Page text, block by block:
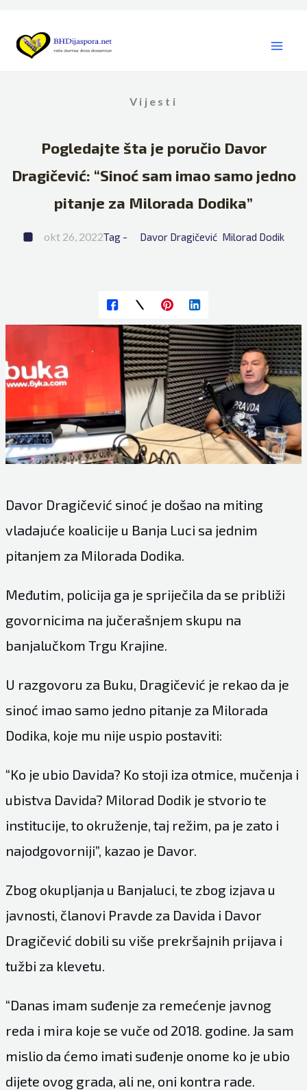
content
Vijesti
Pogledajte šta je poručio Davor
Dragičević: “Sinoć sam imao samo jedno
pitanje za Milorada Dodika”
okt 26, 2022Tag - Davor Dragičević Milorad Dodik
Davor Dragičević sinoć je došao na miting
vladajuće koalicije u Banja Luci sa jednim
pitanjem za Milorada Dodika.
Međutim, policija ga je spriječila da se približi
govornicima na jučerašnjem skupu na
banjalučkom Trgu Krajine.
U razgovoru za Buku, Dragičević je rekao da je
sinoć imao samo jedno pitanje za Milorada
Dodika, koje mu nije uspio postaviti:
“Ko je ubio Davida? Ko stoji iza otmice, mučenja i
ubistva Davida? Milorad Dodik je stvorio te
institucije, to okruženje, taj režim, pa je zato i
najodgovorniji”, kazao je Davor.
Zbog okupljanja u Banjaluci, te zbog izjava u
javnosti, članovi Pravde za Davida i Davor
Dragičević dobili su više prekršajnih prijava i
tužbi za klevetu.
“Danas imam suđenje za remećenje javnog
reda i mira koje se vuče od 2018. godine. Ja sam
mislio da ćemo imati suđenje onome ko je ubio
dijete ovog grada, ali ne, oni kontra rade.